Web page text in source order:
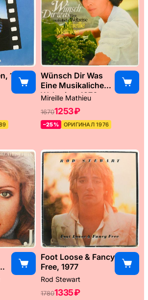
1989
Wünsch Dir Was
Eine Musikaliche
Weltreise, 1976
Mireille Mathieu
16701253 ₽
–25% ОРИГИНАЛ 1976
Foot Loose & Fancy
Free, 1977
Rod Stewart
17801335 ₽